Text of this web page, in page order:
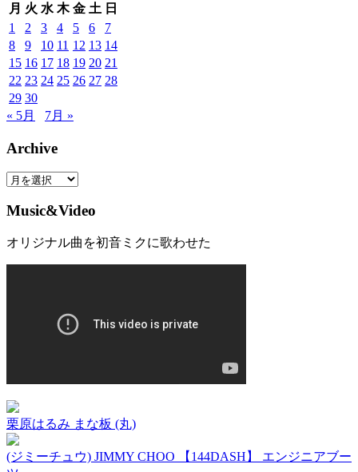
月 火 水 木 金 土 日
1
2 3 4 5 6
7
8
9 10 11 12 13 14
15 16 17 18 19 20 21
22 23 24 25 26 27 28
29 30
« 5月
7月 »
Archive
Archive
Music&Video
オリジナル曲を初音ミクに歌わせた
栗原はるみ まな板 (丸)
(ジミーチュウ) JIMMY CHOO 【144DASH】 エンジニアブー